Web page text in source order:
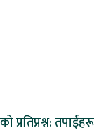
प्रतिप्रश्न: तपाईंहरू